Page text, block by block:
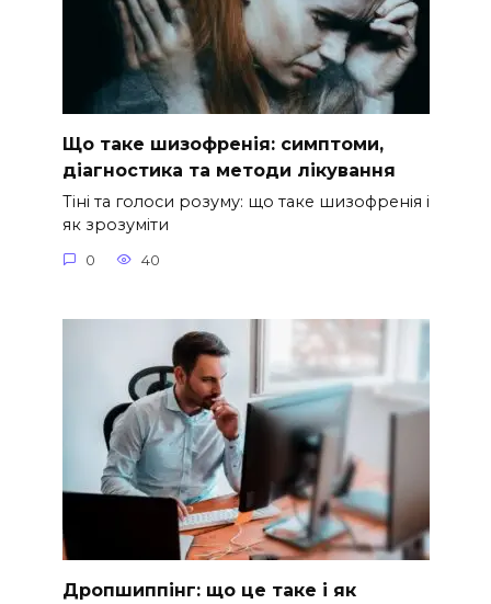
Що таке шизофренія: симптоми,
діагностика та методи лікування
Тіні та голоси розуму: що таке шизофренія і
як зрозуміти
0 40
Дропшиппінг: що це таке і як